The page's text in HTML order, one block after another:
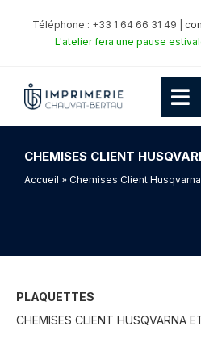
Téléphone : +33 1 64 66 31 49 |
L'atelier fera une pause
CHEMISES CLIENT
Accueil » Chemises Client
PLAQUETTES
CHEMISES CLIENT HUSQVARNA